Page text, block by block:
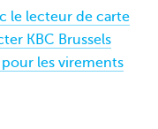
le lecteur de carte
KBC Brussels
les virements